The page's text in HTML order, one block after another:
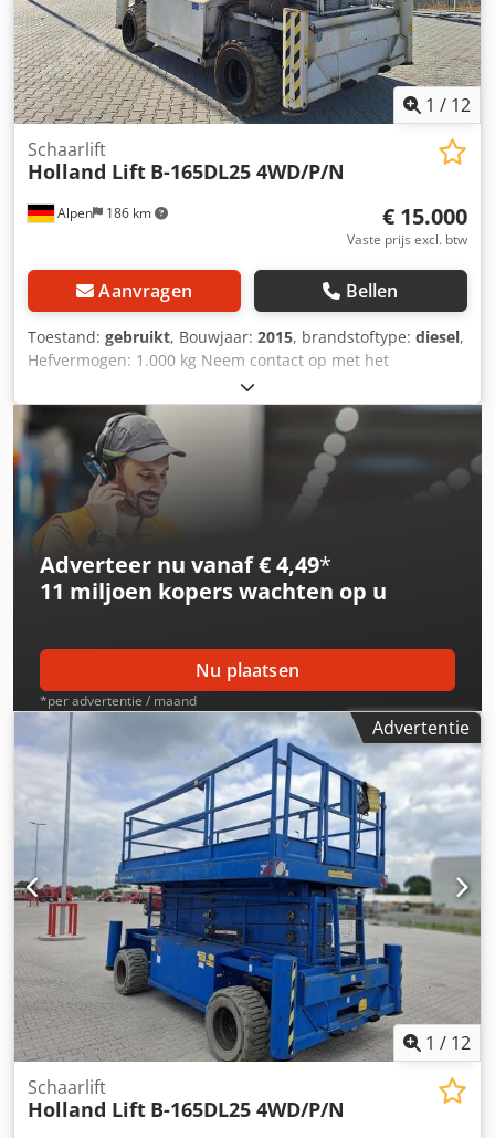
1 / 12
Alpen 186 km
Schaarlift
Holland Lift B-165DL25 4WD/P/N
€ 15.000
Vaste prijs excl. btw
Aanvragen Bellen
Toestand: gebruikt, Bouwjaar: 2015, brandstoftype: diesel,
Hefvermogen: 1.000 kg Neem contact op met het
gebruikte-machines-centrum voor meer informatie.
Dksdpfxozi Nf So Agper
Adverteer nu vanaf € 4,49*
11 miljoen koperswachten op u
Nu plaatsen
*per advertentie / maand
Advertentie
1 / 12
Schaarlift
Holland Lift B-165DL25 4WD/P/N